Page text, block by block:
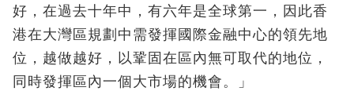
好，在過去十年中，有六年是全球第一，因此香
港在大灣區規劃中需發揮國際金融中心的領先地
位，越做越好，以鞏固在區內無可取代的地位，
同時發揮區內一個大市場的機會。」